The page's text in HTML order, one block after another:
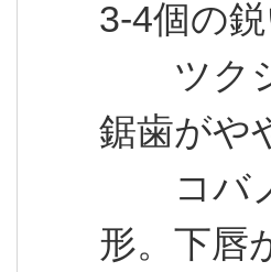
3-4個の鋭
ツクシ
鋸歯がや
コバノ
形。下唇